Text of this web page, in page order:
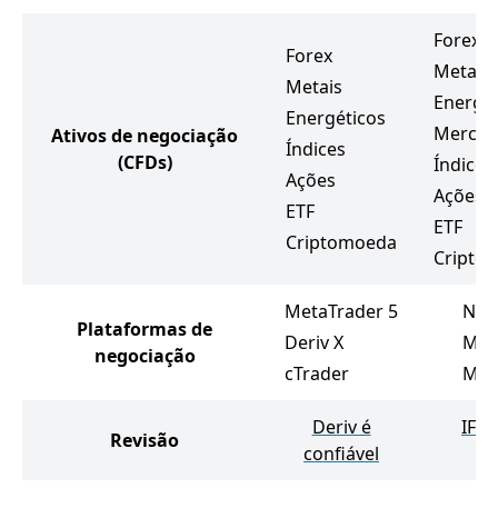
Ativos de negociação
(CFDs)
Forex
Metais
Energéticos
Índices
Ações
ETF
Criptomoeda
Forex
Metais
Índices
Ações
ETF
Plataformas de
negociação
MetaTrader 5
Deriv X
cTrader
Revisão
Deriv é
confiável
IFC